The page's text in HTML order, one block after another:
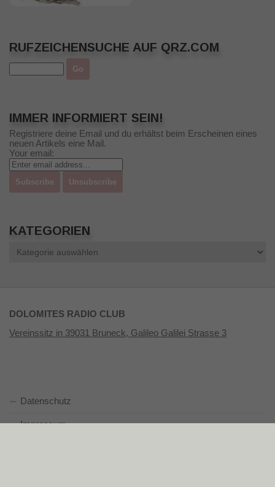
RUFZEICHENSUCHE AUF QRZ.COM
IMMER INFORMIERT SEIN!
Registriere deine Email und du erhältst beim Erscheinen eines
neuen Artikels eine Mail.
Your email:
KATEGORIEN
DOLOMITES RADIO CLUB
Vereinssitz in 39031 Bruneck, Galileo Galilei Strasse 3
Datenschutz
Impressum